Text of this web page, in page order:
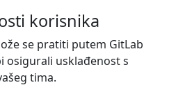
korisnika
se pratiti putem GitLab
osigurali usklađenost s
tima.